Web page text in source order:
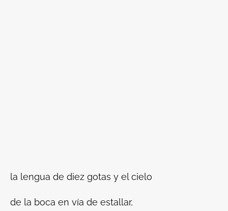
la lengua de diez gotas y el cielo
de la boca en vía de estallar,